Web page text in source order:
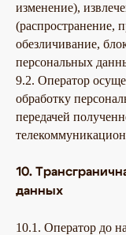
изменение),
(распространение,
обезличивание,
персональных
9.2. Оператор
обработку
передачей
10.
данных
10.1. Оператор до